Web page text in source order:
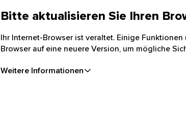
Bitte aktualisieren Sie Ihren
Ihr Internet-Browser ist veraltet. Einige
Browser auf eine neuere Version, um mögliche
Weitere Informationen